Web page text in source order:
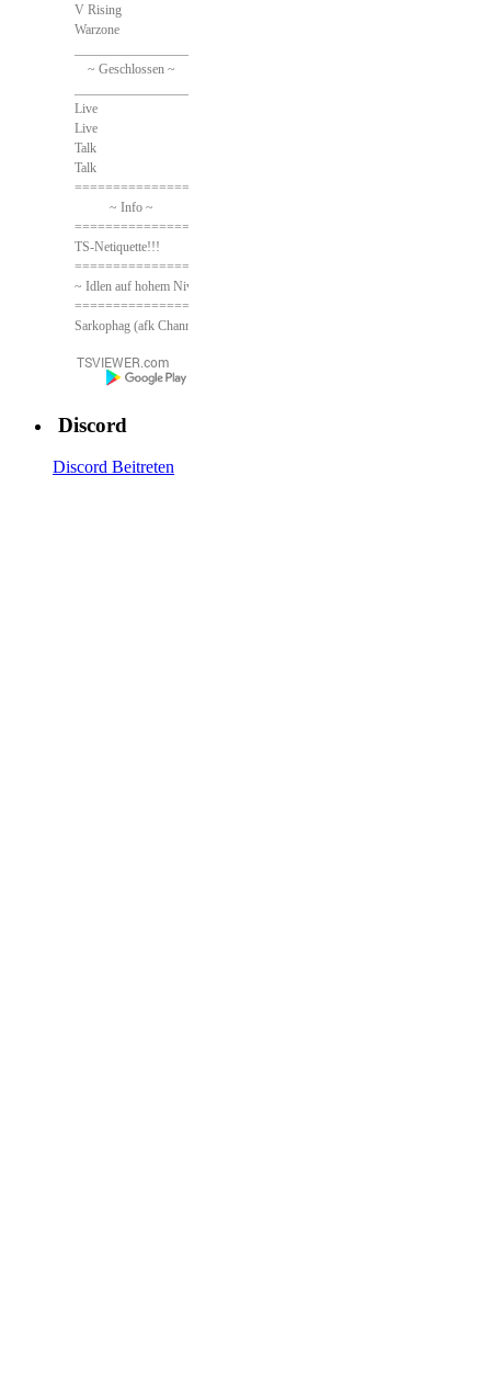
V Rising
Warzone
~ Geschlossen ~
Live
Live
Talk
Talk
==============================
~ Info ~
==============================
TS-Netiquette!!!
==============================
~ Idlen auf hohem Niveau ~
==============================
Sarkophag (afk Channel)
Discord
Discord Beitreten